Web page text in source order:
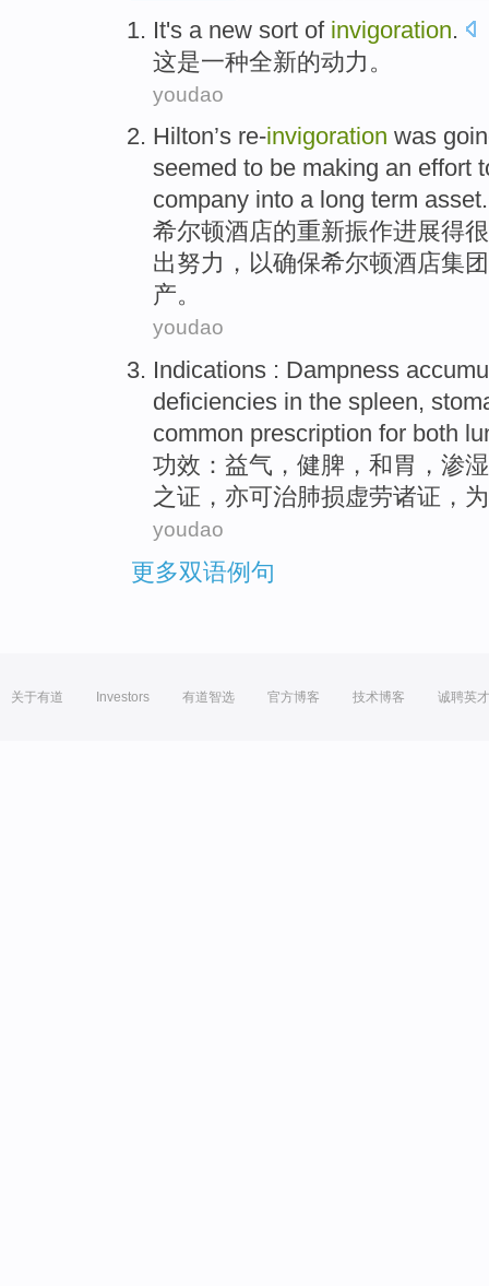
It's a new sort of invigoration.
这是一种全新的动力 。
youdao
Hilton’s re-invigoration was
seemed to be making an effort
company into a long term asset.
希尔顿酒店的重新振作进展得很
出努力 ， 以确保希尔顿酒店集
产。
youdao
Indications : Dampness
deficiencies in the spleen,
common prescription for both
功效：益气， 健脾 ， 和 胃 ，渗湿
之证 ，亦可治肺损虚劳诸证，
youdao
更多双语例句
关于有道 Investors 有道智选 官方博客 技术博客 诚聘英才